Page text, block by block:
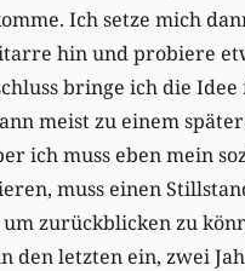
Ich setze mich
hin und probiere
bringe ich die
meist zu einem
ich muss eben mein
muss einen
zurückblicken zu
den letzten ein, zwei